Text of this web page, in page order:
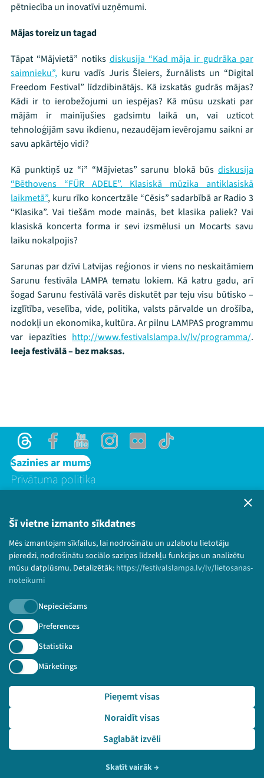
Šī vietne izmanto sīkdatnes
Mēs izmantojam sīkfailus, lai nodrošinātu un uzlabotu lietotāju
pieredzi, nodrošinātu sociālo saziņas līdzekļu funkcijas un analizētu
mūsu datplūsmu. Detalizētāk: https://festivalslampa.lv/lv/lietosanas-
noteikumi
Nepieciešams
Preferences
Statistika
Mārketings
Saglabāt izvēli
Noraidīt visas
Pieņemt visas
Skatīt vairāk→
pētniecība un inovatīvi uzņēmumi.
Mājas toreiz un tagad
Tāpat “Mājvietā” notiks diskusija “Kad māja ir gudrāka par
saimnieku”, kuru vadīs Juris Šleiers, žurnālists un “Digital
Freedom Festival” līdzdibinātājs. Kā izskatās gudrās mājas?
Kādi ir to ierobežojumi un iespējas? Kā mūsu uzskati par
mājām ir mainījušies gadsimtu laikā un, vai uzticot
tehnoloģijām savu ikdienu, nezaudējam ievērojamu saikni ar
savu apkārtējo vidi?
Kā punktiņš uz “i” “Mājvietas” sarunu blokā būs diskusija
“Bēthovens “FÜR ADELE”. Klasiskā mūzika antiklasiskā
laikmetā”, kuru rīko koncertzāle “Cēsis” sadarbībā ar Radio 3
“Klasika”. Vai tiešām mode mainās, bet klasika paliek? Vai
klasiskā koncerta forma ir sevi izsmēlusi un Mocarts savu
laiku nokalpojis?
Sarunas par dzīvi Latvijas reģionos ir viens no neskaitāmiem
Sarunu festivāla LAMPA tematu lokiem. Kā katru gadu, arī
šogad Sarunu festivālā varēs diskutēt par teju visu būtisko –
izglītība, veselība, vide, politika, valsts pārvalde un drošība,
nodokļi un ekonomika, kultūra. Ar pilnu LAMPAS programmu
var iepazīties http://www.festivalslampa.lv/lv/programma/.
Ieeja festivālā – bez maksas.
ThreadsFacebookYoutubeInstagram
Flick TikTok
Sazinies ar mums
Privātuma politika
© 2026 Sarunu festivāls LAMPA Visas tiesības
paturētas.
Piesakies jaunumiem!
Nepalaid garām aktuālāko informāciju!
Pieteikties
🔗 https://festivalslampa.lv/lv/jaunumi/latvijas-reg
ioni-ir-nepietiekami-noverteti-lampa-iedos-jaunu-per
spektivu-par-iespejamo-dzivi-tajos